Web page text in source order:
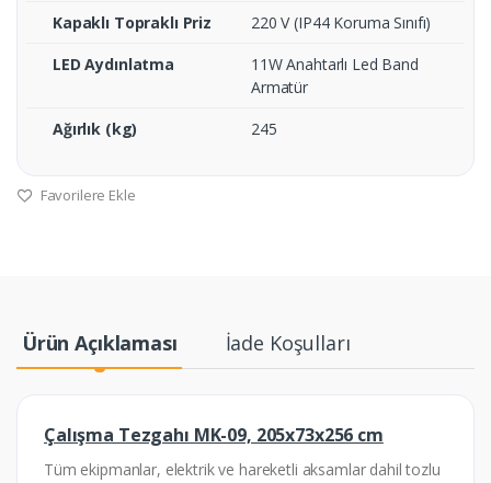
Kapaklı Topraklı Priz
220 V (IP44 Koruma Sınıfı)
LED Aydınlatma
11W Anahtarlı Led Band
Armatür
Ağırlık (kg)
245
Favorilere Ekle
Ürün Açıklaması İade Koşulları
Çalışma Tezgahı MK-09, 205x73x256 cm
Tüm ekipmanlar, elektrik ve hareketli aksamlar dahil tozlu